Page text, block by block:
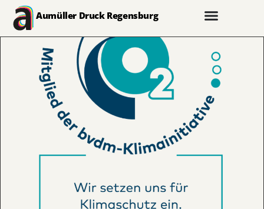
Aumüller Druck Regensburg